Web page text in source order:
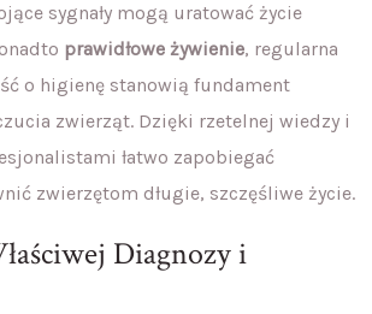
sygnały mogą uratować życie
prawidłowe żywienie, regularna
o higienę stanowią fundament
zwierząt. Dzięki rzetelnej wiedzy i
łatwo zapobiegać
zwierzętom długie, szczęśliwe życie.
Diagnozy i